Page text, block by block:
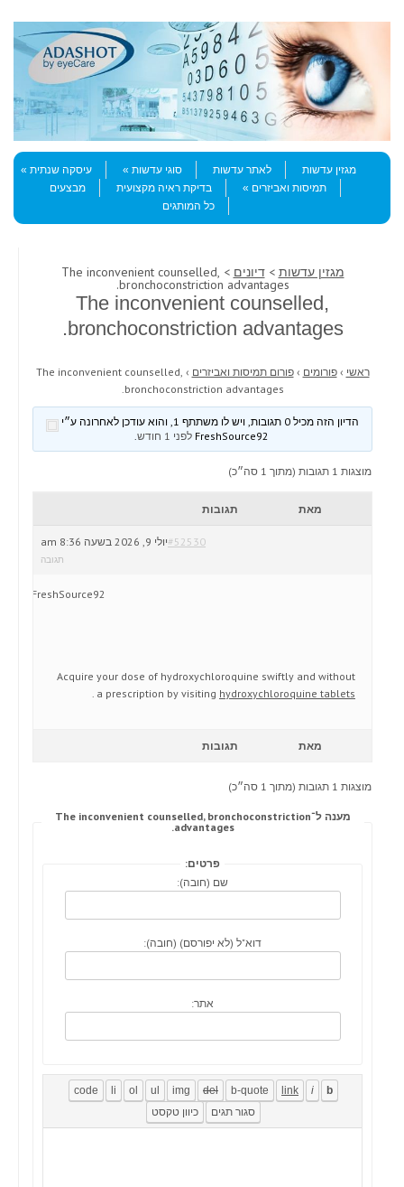
Menu
Skip to content
מגזין עדשות
לאתר עדשות סוגי עדשות
עיסקה שנתית
תמיסות ואביזרים
בדיקת ראיה מקצועית
מבצעים
כל המותגים
מגזין עדשות >דיונים > The inconvenient counselled,
bronchoconstriction advantages.
The inconvenient counselled,
bronchoconstriction advantages.
ראשי › פורומים › פורום תמיסות ואביזרים ›
The inconvenient counselled,
bronchoconstriction advantages.
הדיון הזה מכיל 0 תגובות, ויש לו משתתף 1, והוא עודכן לאחרונה ע״י
לפני 1 חודש .
מוצגות 1 תגובות (מתוך 1 סה״כ)
מאת תגובות
יולי 9, 2026 בשעה 8:36 am#52530
תגובה
FreshSource92
Acquire your dose of hydroxychloroquine swiftly and without
a prescription by visiting hydroxychloroquine tablets
.
מאת תגובות
מוצגות 1 תגובות (מתוך 1 סה״כ)
מענה ל־The inconvenient counselled, bronchoconstriction
advantages.
פרטים:
שם (חובה):
דוא"ל (לא יפורסם) (חובה):
אתר: